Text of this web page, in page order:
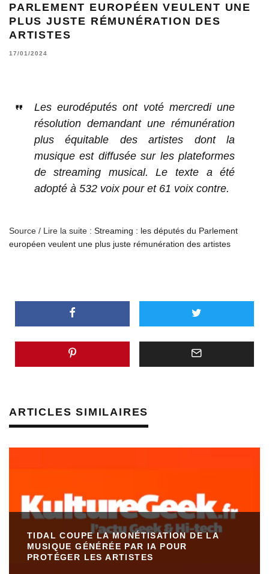
PARLEMENT EUROPÉEN VEULENT UNE
PLUS JUSTE RÉMUNÉRATION DES
ARTISTES
17/01/2024
Les eurodéputés ont voté mercredi une
résolution demandant une rémunération
plus équitable des artistes dont la
musique est diffusée sur les plateformes
de streaming musical. Le texte a été
adopté à 532 voix pour et 61 voix contre.
Source / Lire la suite : Streaming : les députés du Parlement
européen veulent une plus juste rémunération des artistes
ARTICLES SIMILAIRES
TIDAL COUPE LA MONÉTISATION DE LA
MUSIQUE GÉNÉRÉE PAR IA POUR
PROTÉGER LES ARTISTES